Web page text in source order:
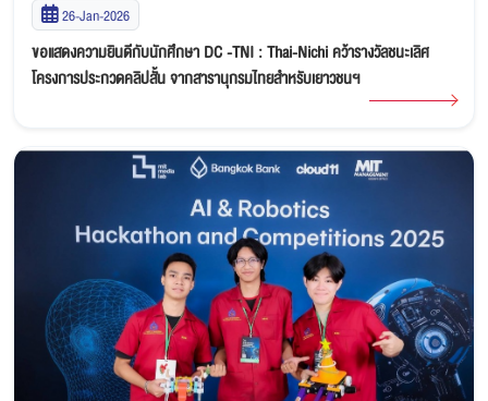
26-Jan-2026
ขอแสดงความยินดีกับนักศึกษา DC -TNI : Thai-Nichi คว้ารางวัลชนะเลิศ
โครงการประกวดคลิปสั้น จากสารานุกรมไทยสำหรับเยาวชนฯ